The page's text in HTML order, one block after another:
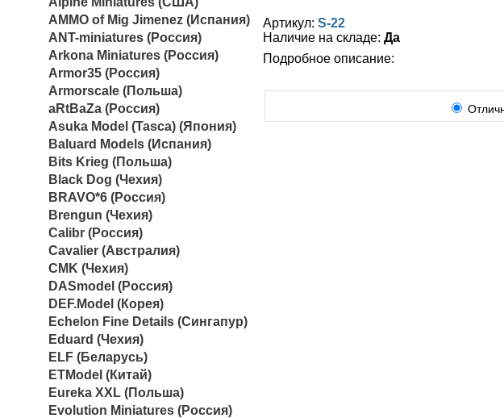
AMMO of Mig Jimenez (Испания)
ANT-miniatures (Россия)
Arkona Miniatures (Россия)
Armor35 (Россия)
Armorscale (Польша)
aRtBaZa (Россия)
Asuka Model (Tasca) (Япония)
Baluard Models (Испания)
Bits Krieg (Польша)
Black Dog (Чехия)
BRAVO*6 (Россия)
Brengun (Чехия)
Calibr (Россия)
Cavalier (Австралия)
CMK (Чехия)
DASmodel (Россия)
DEF.Model (Корея)
Echelon Fine Details (Сингапур)
Eduard (Чехия)
ELF (Беларусь)
ETModel (Китай)
Eureka XXL (Польша)
Evolution Miniatures (Россия)
Артикул: S-22
Наличие на складе: Да
Подробное описание: